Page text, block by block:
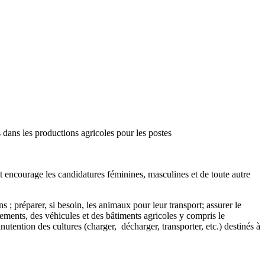
les productions agricoles pour les postes
les candidatures féminines, masculines et de toute autre
; préparer, si besoin, les animaux pour leur transport; assurer le
des véhicules et des bâtiments agricoles y compris le
des cultures (charger, décharger, transporter, etc.) destinés à